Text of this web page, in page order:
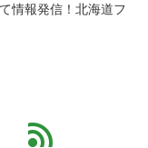
情報発信！北海道フ
feed